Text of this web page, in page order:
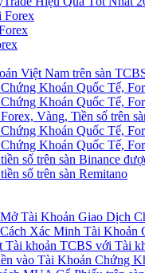
Forex
Việt Nam trên sàn
Khoán Quốc Tế,
Khoán Quốc Tế,
Vàng, Tiền số trên
Khoán Quốc Tế,
Khoán Quốc Tế,
số trên sàn Binance
số trên sàn Remitano
Tài Khoản Giao Dịch
Xác Minh Tài Khoản
Tài khoản TCBS với Tài
vào Tài Khoản Chứng